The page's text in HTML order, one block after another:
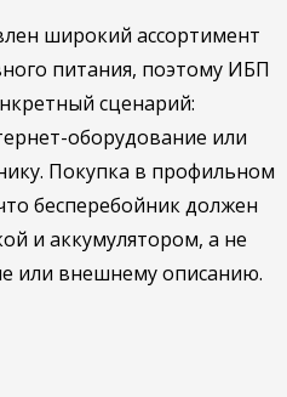
широкий ассортимент
питания, поэтому ИБП
сценарий:
оборудование или
Покупка в профильном
бесперебойник должен
и аккумулятором, а не
или внешнему описанию.